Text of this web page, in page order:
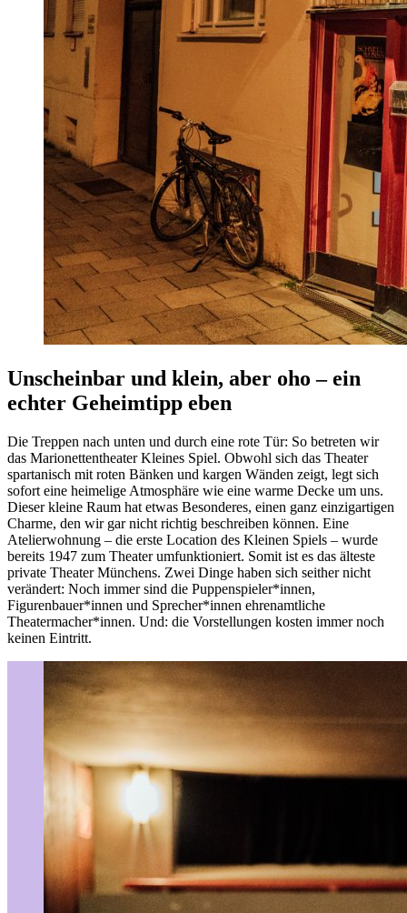
Unscheinbar und klein, aber oho – ein
echter Geheimtipp eben
Die Treppen nach unten und durch eine rote Tür: So betreten wir
das Marionettentheater Kleines Spiel. Obwohl sich das Theater
spartanisch mit roten Bänken und kargen Wänden zeigt, legt sich
sofort eine heimelige Atmosphäre wie eine warme Decke um uns.
Dieser kleine Raum hat etwas Besonderes, einen ganz einzigartigen
Charme, den wir gar nicht richtig beschreiben können. Eine
Atelierwohnung – die erste Location des Kleinen Spiels – wurde
bereits 1947 zum Theater umfunktioniert. Somit ist es das älteste
private Theater Münchens. Zwei Dinge haben sich seither nicht
verändert: Noch immer sind die Puppenspieler*innen,
Figurenbauer*innen und Sprecher*innen ehrenamtliche
Theatermacher*innen. Und: die Vorstellungen kosten immer noch
keinen Eintritt.